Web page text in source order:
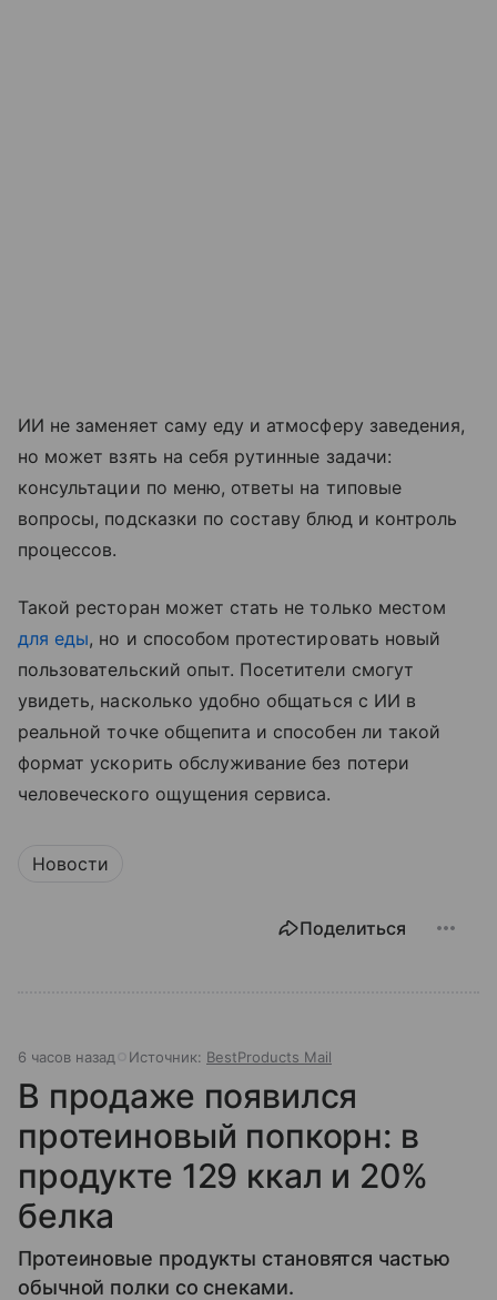
ИИ не заменяет саму еду и атмосферу заведения,
но может взять на себя рутинные задачи:
консультации по меню, ответы на типовые
вопросы, подсказки по составу блюд и контроль
процессов.
Такой ресторан может стать не только местом
для еды, но и способом протестировать новый
пользовательский опыт. Посетители смогут
увидеть, насколько удобно общаться с ИИ в
реальной точке общепита и способен ли такой
формат ускорить обслуживание без потери
человеческого ощущения сервиса.
Новости
Поделиться
6 часов назад Источник: BestProducts Mail
В продаже появился
протеиновый попкорн: в
продукте 129 ккал и 20%
белка
Протеиновые продукты становятся частью
обычной полки со снеками.